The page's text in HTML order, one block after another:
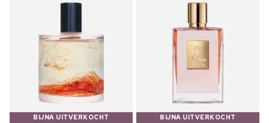
BIJNA UITVERKOCHT
BIJNA UITVERKOCHT